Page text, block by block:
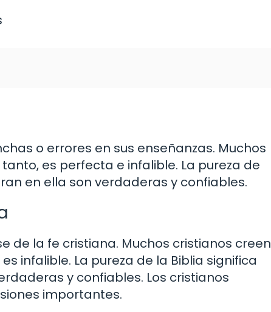
o errores en sus enseñanzas. Muchos
es perfecta e infalible. La pureza de
en ella son verdaderas y confiables.
de la fe cristiana. Muchos cristianos creen
infalible. La pureza de la Biblia significa
y confiables. Los cristianos
importantes.